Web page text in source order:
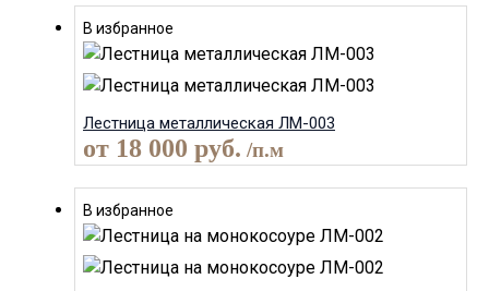
В избранное
Лестница металлическая ЛМ-003
от 18 000 руб. /п.м
В избранное